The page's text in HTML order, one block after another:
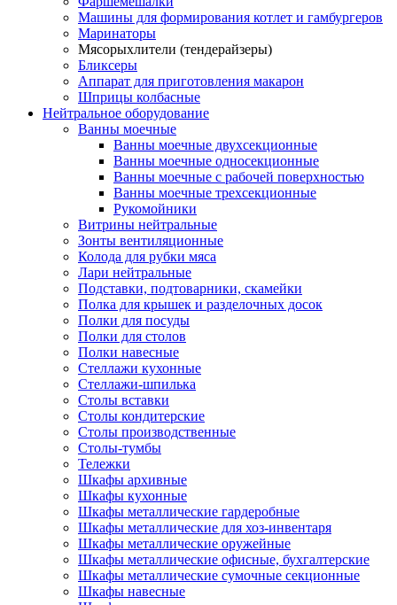
Машины для формирования котлет и гамбургеров
Маринаторы
Мясорыхлители (тендерайзеры)
Бликсеры
Аппарат для приготовления макарон
Шприцы колбасные
Нейтральное оборудование
Ванны моечные
Ванны моечные двухсекционные
Ванны моечные односекционные
Ванны моечные с рабочей поверхностью
Ванны моечные трехсекционные
Рукомойники
Витрины нейтральные
Зонты вентиляционные
Колода для рубки мяса
Лари нейтральные
Подставки, подтоварники, скамейки
Полка для крышек и разделочных досок
Полки для посуды
Полки для столов
Полки навесные
Стеллажи кухонные
Стеллажи-шпилька
Столы вставки
Столы кондитерские
Столы производственные
Столы-тумбы
Тележки
Шкафы архивные
Шкафы кухонные
Шкафы металлические гардеробные
Шкафы металлические для хоз-инвентаря
Шкафы металлические оружейные
Шкафы металлические офисные, бухгалтерские
Шкафы металлические сумочные секционные
Шкафы навесные